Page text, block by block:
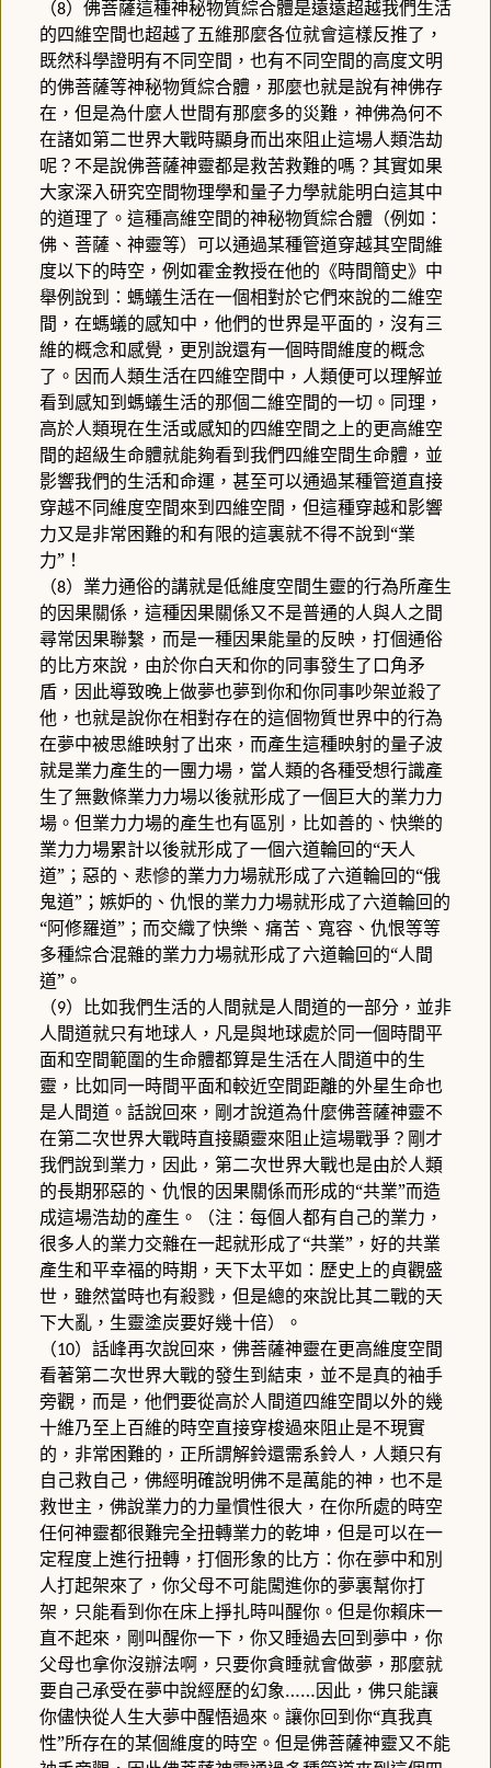
（8）佛菩薩這種神秘物質綜合體是遠遠超越我們生活
的四維空間也超越了五維那麼各位就會這樣反推了，
既然科學證明有不同空間，也有不同空間的高度文明
的佛菩薩等神秘物質綜合體，那麼也就是說有神佛存
在，但是為什麼人世間有那麼多的災難，神佛為何不
在諸如第二世界大戰時顯身而出來阻止這場人類浩劫
呢？不是說佛菩薩神靈都是救苦救難的嗎？其實如果
大家深入研究空間物理學和量子力學就能明白這其中
的道理了。這種高維空間的神秘物質綜合體（例如：
佛、菩薩、神靈等）可以通過某種管道穿越其空間維
度以下的時空，例如霍金教授在他的《時間簡史》中
舉例說到：螞蟻生活在一個相對於它們來說的二維空
間，在螞蟻的感知中，他們的世界是平面的，沒有三
維的概念和感覺，更別說還有一個時間維度的概念
了。因而人類生活在四維空間中，人類便可以理解並
看到感知到螞蟻生活的那個二維空間的一切。同理，
高於人類現在生活或感知的四維空間之上的更高維空
間的超級生命體就能夠看到我們四維空間生命體，並
影響我們的生活和命運，甚至可以通過某種管道直接
穿越不同維度空間來到四維空間，但這種穿越和影響
力又是非常困難的和有限的這裏就不得不說到“業
力”！
（8）業力通俗的講就是低維度空間生靈的行為所產生
的因果關係，這種因果關係又不是普通的人與人之間
尋常因果聯繫，而是一種因果能量的反映，打個通俗
的比方來說，由於你白天和你的同事發生了口角矛
盾，因此導致晚上做夢也夢到你和你同事吵架並殺了
他，也就是說你在相對存在的這個物質世界中的行為
在夢中被思維映射了出來，而產生這種映射的量子波
就是業力產生的一團力場，當人類的各種受想行識產
生了無數條業力力場以後就形成了一個巨大的業力力
場。但業力力場的產生也有區別，比如善的、快樂的
業力力場累計以後就形成了一個六道輪回的“天人
道”；惡的、悲慘的業力力場就形成了六道輪回的“俄
鬼道”；嫉妒的、仇恨的業力力場就形成了六道輪回的
“阿修羅道”；而交織了快樂、痛苦、寬容、仇恨等等
多種綜合混雜的業力力場就形成了六道輪回的“人間
道”。
（9）比如我們生活的人間就是人間道的一部分，並非
人間道就只有地球人，凡是與地球處於同一個時間平
面和空間範圍的生命體都算是生活在人間道中的生
靈，比如同一時間平面和較近空間距離的外星生命也
是人間道。話說回來，剛才說道為什麼佛菩薩神靈不
在第二次世界大戰時直接顯靈來阻止這場戰爭？剛才
我們說到業力，因此，第二次世界大戰也是由於人類
的長期邪惡的、仇恨的因果關係而形成的“共業”而造
成這場浩劫的產生。（注：每個人都有自己的業力，
很多人的業力交雜在一起就形成了“共業”，好的共業
產生和平幸福的時期，天下太平如：歷史上的貞觀盛
世，雖然當時也有殺戮，但是總的來說比其二戰的天
下大亂，生靈塗炭要好幾十倍）。
（10）話峰再次說回來，佛菩薩神靈在更高維度空間
看著第二次世界大戰的發生到結束，並不是真的袖手
旁觀，而是，他們要從高於人間道四維空間以外的幾
十維乃至上百維的時空直接穿梭過來阻止是不現實
的，非常困難的，正所謂解鈴還需系鈴人，人類只有
自己救自己，佛經明確說明佛不是萬能的神，也不是
救世主，佛說業力的力量慣性很大，在你所處的時空
任何神靈都很難完全扭轉業力的乾坤，但是可以在一
定程度上進行扭轉，打個形象的比方：你在夢中和別
人打起架來了，你父母不可能闖進你的夢裏幫你打
架，只能看到你在床上掙扎時叫醒你。但是你賴床一
直不起來，剛叫醒你一下，你又睡過去回到夢中，你
父母也拿你沒辦法啊，只要你貪睡就會做夢，那麼就
要自己承受在夢中說經歷的幻象……因此，佛只能讓
你儘快從人生大夢中醒悟過來。讓你回到你“真我真
性”所存在的某個維度的時空。但是佛菩薩神靈又不能